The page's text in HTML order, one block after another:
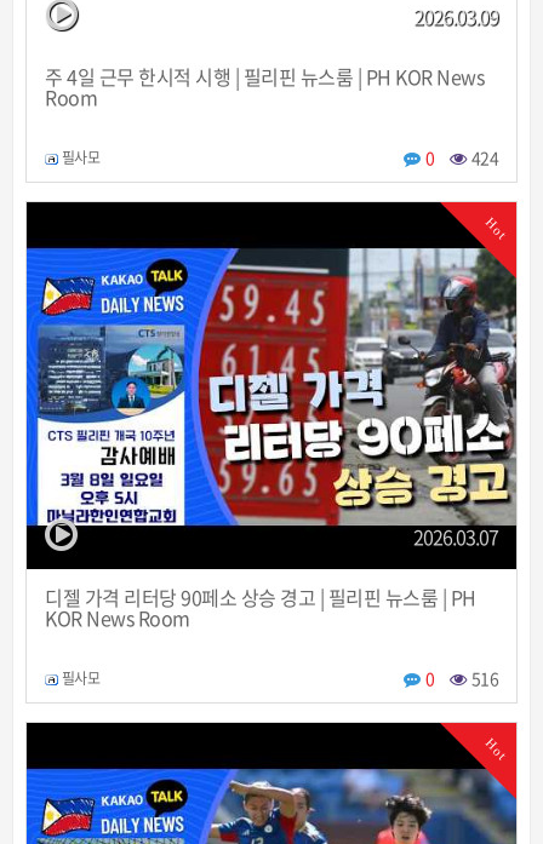
2026.03.09
주 4일 근무 한시적 시행 | 필리핀 뉴스룸 | PH KOR News
Room
필사모 0 424
Hot
2026.03.07
디젤 가격 리터당 90페소 상승 경고 | 필리핀 뉴스룸 | PH
KOR News Room
필사모 0 516
Hot